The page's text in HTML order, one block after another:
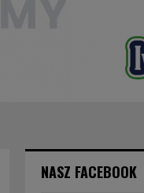
NASZ FACEBOOK